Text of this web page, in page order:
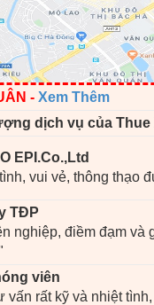
- Xem Thêm
dịch vụ của Thue
EPI.Co.,Ltd
vui vẻ, thông thạo
TĐP
nghiệp, điềm đạm và
viên
vấn rất kỹ và nhiệt